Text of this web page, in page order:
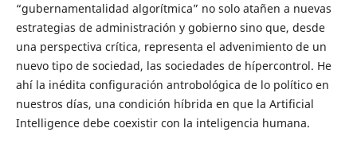
“gubernamentalidad algorítmica” no solo atañen a nuevas
estrategias de administración y gobierno sino que, desde
una perspectiva crítica, representa el advenimiento de un
nuevo tipo de sociedad, las sociedades de hípercontrol. He
ahí la inédita configuración antrobológica de lo político en
nuestros días, una condición híbrida en que la Artificial
Intelligence debe coexistir con la inteligencia humana.